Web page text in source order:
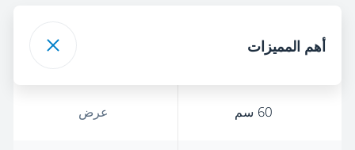
أهم المميزات
عرض 60 سم